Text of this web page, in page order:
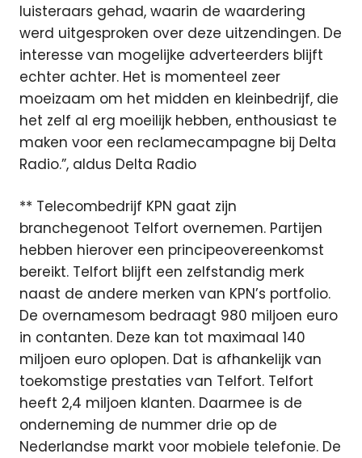
luisteraars gehad, waarin de waardering
werd uitgesproken over deze uitzendingen. De
interesse van mogelijke adverteerders blijft
echter achter. Het is momenteel zeer
moeizaam om het midden en kleinbedrijf, die
het zelf al erg moeilijk hebben, enthousiast te
maken voor een reclamecampagne bij Delta
Radio.”, aldus Delta Radio
** Telecombedrijf KPN gaat zijn
branchegenoot Telfort overnemen. Partijen
hebben hierover een principeovereenkomst
bereikt. Telfort blijft een zelfstandig merk
naast de andere merken van KPN’s portfolio.
De overnamesom bedraagt 980 miljoen euro
in contanten. Deze kan tot maximaal 140
miljoen euro oplopen. Dat is afhankelijk van
toekomstige prestaties van Telfort. Telfort
heeft 2,4 miljoen klanten. Daarmee is de
onderneming de nummer drie op de
Nederlandse markt voor mobiele telefonie. De